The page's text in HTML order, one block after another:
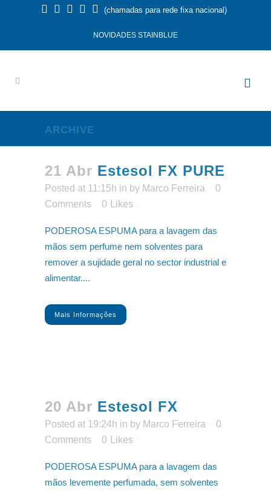
(chamadas para rede fixa nacional)
NOVIDADES STAINBLUE
ARCHIVE
21 Abr Estesol FX PURE
Posted at 11:15h in by Marco Ferreira
0
Comments
0 Likes
PODEROSA ESPUMA para a lavagem das
mãos sem perfume nem solventes para
remover a sujidade geral no sector industrial e
alimentar....
Mais Informações
20 Abr Estesol FX
Posted at 19:24h in by Marco Ferreira
0
Comments
0 Likes
PODEROSA ESPUMA para a lavagem das
mãos levemente perfumada, sem solventes